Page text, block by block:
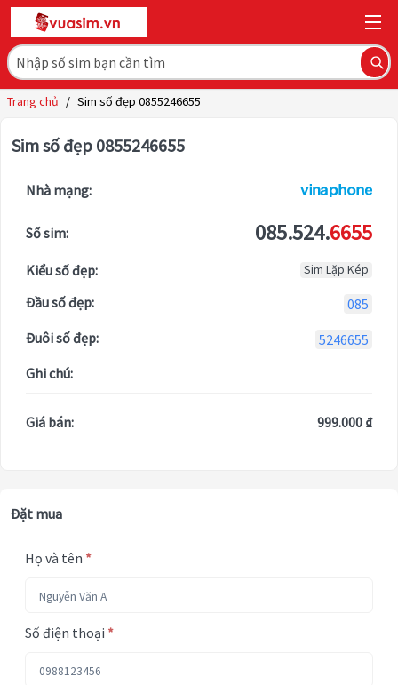
Trang chủ / Sim số đẹp 0855246655
Sim số đẹp 0855246655
Nhà mạng:
Số sim: 085.524.6655
Kiểu số đẹp: Sim Lặp Kép
Đầu số đẹp:
085
Đuôi số đẹp:
5246655
Ghi chú:
Giá bán: 999.000 ₫
Đặt mua
Họ và tên *
Số điện thoại *